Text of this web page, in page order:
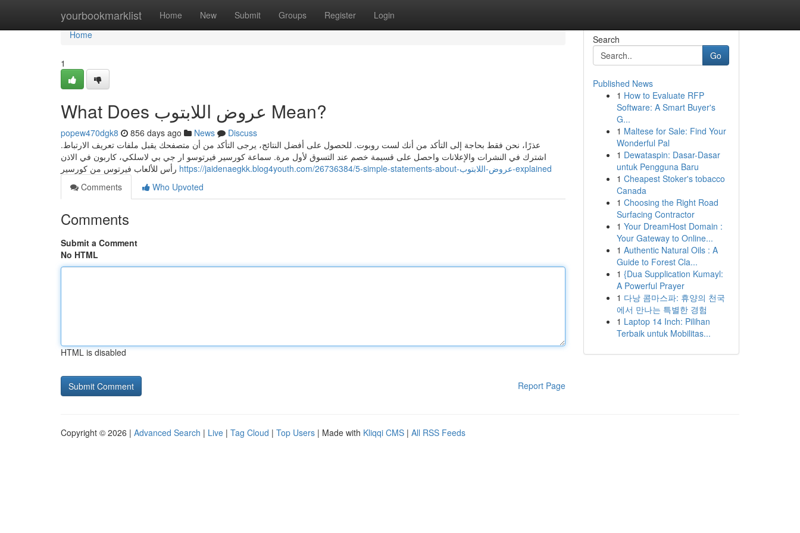
yourbookmarklist Home New Submit Groups Register Login
Home
Home
1
What Does عروض اللابتوب Mean?
popew470dgk8 856 days ago News
Discuss
عذرًا، نحن فقط بحاجة إلى التأكد من أنك لست روبوت. للحصول على أفضل النتائج، يرجى التأكد من أن متصفحك يقبل ملفات تعريف الارتباط.
اشترك في النشرات والإعلانات واحصل على قسيمة خصم عند التسوق لأول مرة. سماعة كورسير فيرتوسو ار جي بي لاسلكي، كاربون في الاذن
https://jaidenaegkk.blog4youth.com/26736384/5-simple-statements-about-عروض-اللابتوب-explained
Comments
Who Upvoted
Comments
Submit a Comment
No HTML
HTML is disabled
Report Page
Search
Go
Published News
1 How to Evaluate RFP
Software: A Smart Buyer's
G...
1 Maltese for Sale: Find Your
Wonderful Pal
1 Dewataspin: Dasar-Dasar
untuk Pengguna Baru
1 Cheapest Stoker's tobacco
Canada
1 Choosing the Right Road
Surfacing Contractor
1 Your DreamHost Domain :
Your Gateway to Online...
1 Authentic Natural Oils : A
Guide to Forest Cla...
1 {Dua Supplication Kumayl:
A Powerful Prayer
1 다낭 콤마스파: 휴양의 천국
에서 만나는 특별한 경험
1 Laptop 14 Inch: Pilihan
Terbaik untuk Mobilitas...
Copyright © 2026 | Advanced Search | Live | Tag Cloud | Top Users | Made with Kliqqi CMS | All RSS Feeds